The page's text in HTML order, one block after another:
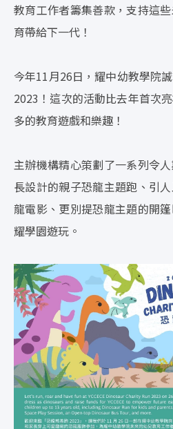
教育工作者籌集善款，支持這
育帶給下一代！
今年11月26日，耀中幼教學院
2023！這次的活動比去年首次
多的教育遊戲和樂趣！
主辦機構精心策劃了一系列令
長設計的親子恐龍主題跑、引
龍電影、更別提恐龍主題的開
耀學園遊玩。